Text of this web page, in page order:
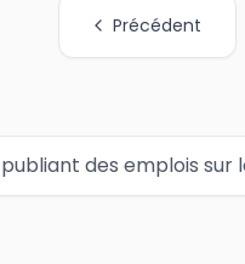
Précédent
des emplois sur